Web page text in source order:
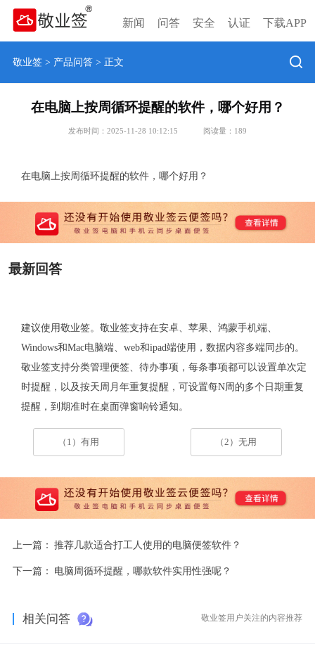
新闻 问答 安全 认证 下载APP
敬业签> 产品问答> 正文
在电脑上按周循环提醒的软件，哪个好用？
发布时间：2025-11-28 10:12:15 阅读量： 189
在电脑上按周循环提醒的软件，哪个好用？
最新回答
建议使用敬业签。敬业签支持在安卓、苹果、鸿蒙手机端、
Windows和Mac电脑端、 web和ipad端使用，数据内容多端同步的。
敬业签支持分类管理便签、待办事项，每条事项都可以设置单次定
时提醒，以及按天周月年重复提醒，可设置每N周的多个日期重复
提醒，到期准时在桌面弹窗响铃通知。
（1）有用 （2）无用
上一篇： 推荐几款适合打工人使用的电脑便签软件？
下一篇： 电脑周循环提醒，哪款软件实用性强呢？
相关问答 敬业签用户关注的内容推荐